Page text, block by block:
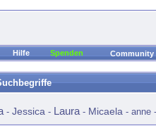
Hilfe Spenden Community
- Jessica - Laura- Micaela - anne